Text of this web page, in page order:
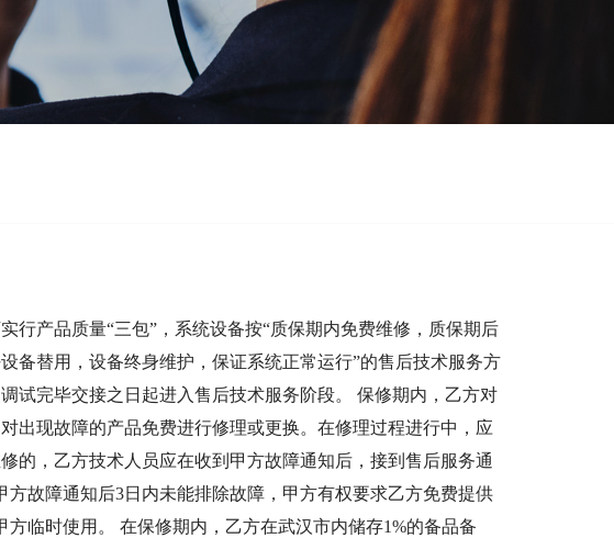
行产品质量“三包”，系统设备按“质保期内免费维修，质保期后
备替用，设备终身维护，保证系统正常运行”的售后技术服务方
试完毕交接之日起进入售后技术服务阶段。 保修期内，乙方对
出现故障的产品免费进行修理或更换。在修理过程进行中，应
的，乙方技术人员应在收到甲方故障通知后，接到售后服务通
故障通知后3日内未能排除故障，甲方有权要求乙方免费提供
临时使用。 在保修期内，乙方在武汉市内储存1%的备品备